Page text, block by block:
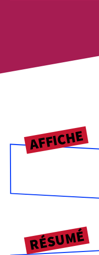
AFFICHE
RÉSUMÉ